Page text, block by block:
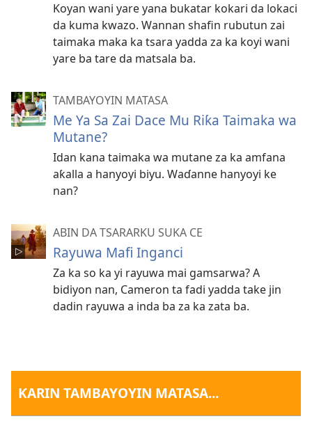
Koyan wani yare yana bukatar kokari da lokaci
da kuma kwazo. Wannan shafin rubutun zai
taimaka maka ka tsara yadda za ka koyi wani
yare ba tare da matsala ba.
TAMBAYOYIN MATASA
Me Ya Sa Zai Dace Mu Riƙa Taimaka wa
Mutane?
Idan kana taimaka wa mutane za ka amfana
aƙalla a hanyoyi biyu. Waɗanne hanyoyi ke
nan?
ABIN DA TSARARKU SUKA CE
Rayuwa Mafi Inganci
Za ka so ka yi rayuwa mai gamsarwa? A
bidiyon nan, Cameron ta fadi yadda take jin
dadin rayuwa a inda ba za ka zata ba.
ƘARIN TAMBAYOYIN MATASA...